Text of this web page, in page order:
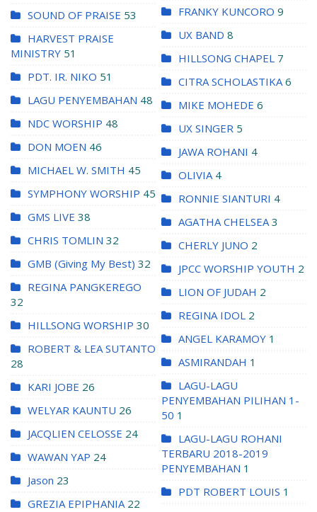
SOUND OF PRAISE 53
HARVEST PRAISE
MINISTRY 51
PDT. IR. NIKO 51
LAGU PENYEMBAHAN 48
NDC WORSHIP 48
DON MOEN 46
MICHAEL W. SMITH 45
SYMPHONY WORSHIP 45
GMS LIVE 38
CHRIS TOMLIN 32
GMB (Giving My Best) 32
REGINA PANGKEREGO
32
HILLSONG WORSHIP 30
ROBERT & LEA SUTANTO
28
KARI JOBE 26
WELYAR KAUNTU 26
JACQLIEN CELOSSE 24
WAWAN YAP 24
Jason 23
GREZIA EPIPHANIA 22
FRANKY KUNCORO 9
UX BAND 8
HILLSONG CHAPEL 7
CITRA SCHOLASTIKA 6
MIKE MOHEDE 6
UX SINGER 5
JAWA ROHANI 4
OLIVIA 4
RONNIE SIANTURI 4
AGATHA CHELSEA 3
CHERLY JUNO 2
JPCC WORSHIP YOUTH 2
LION OF JUDAH 2
REGINA IDOL 2
ANGEL KARAMOY 1
ASMIRANDAH 1
LAGU-LAGU
PENYEMBAHAN PILIHAN 1-
50 1
LAGU-LAGU ROHANI
TERBARU 2018-2019
PENYEMBAHAN 1
PDT ROBERT LOUIS 1